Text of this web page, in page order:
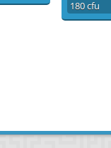
180 cfu